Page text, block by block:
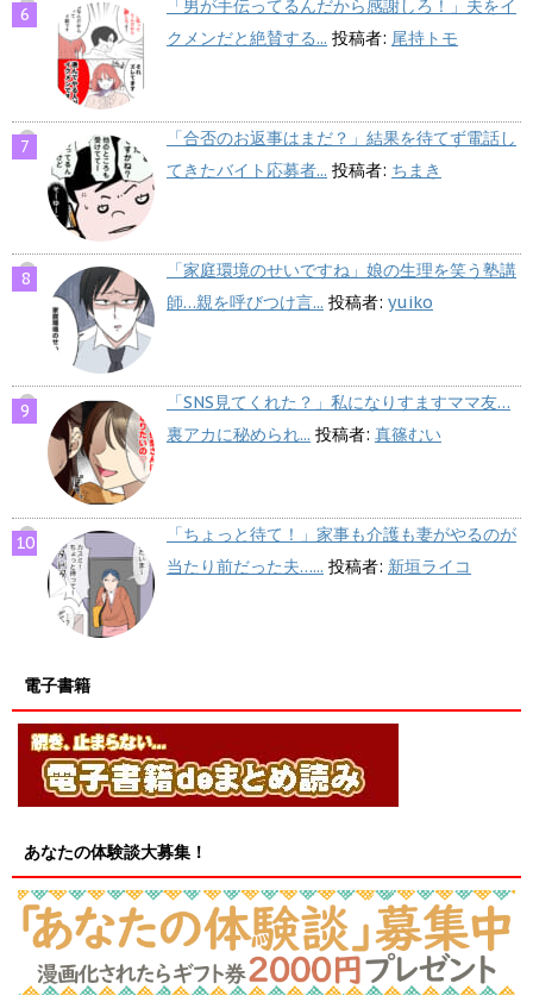
「男が手伝ってるんだから感謝しろ！」夫をイ
クメンだと絶賛する... 投稿者: 尾持トモ
「合否のお返事はまだ？」結果を待てず電話し
てきたバイト応募者... 投稿者: ちまき
「家庭環境のせいですね」娘の生理を笑う塾講
師…親を呼びつけ言... 投稿者: yuiko
「SNS見てくれた？」私になりすますママ友…
裏アカに秘められ... 投稿者: 真篠むい
「ちょっと待て！」家事も介護も妻がやるのが
当たり前だった夫…... 投稿者: 新垣ライコ
電子書籍
あなたの体験談大募集！